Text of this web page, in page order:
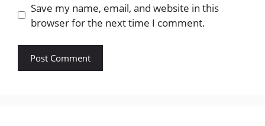
Save my name, email, and website in this
browser for the next time I comment.